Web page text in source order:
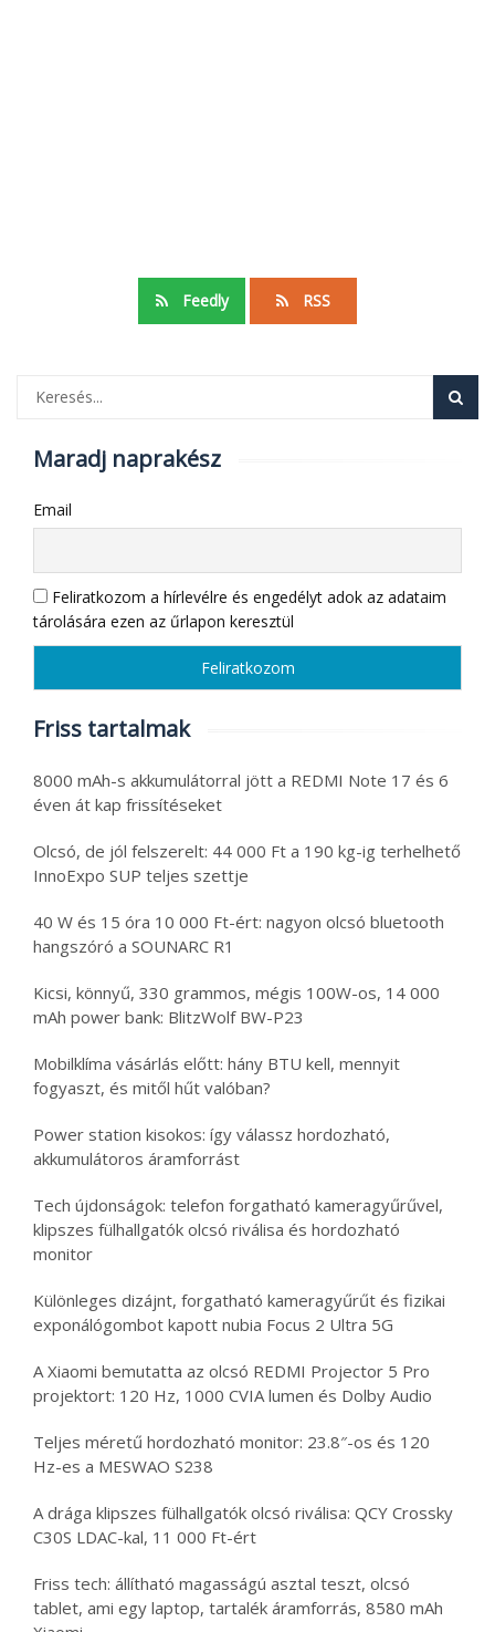
Feedly RSS
Maradj naprakész
Email
Feliratkozom a hírlevélre és engedélyt adok az adataim
tárolására ezen az űrlapon keresztül
Friss tartalmak
8000 mAh-s akkumulátorral jött a REDMI Note 17 és 6
éven át kap frissítéseket
Olcsó, de jól felszerelt: 44 000 Ft a 190 kg-ig terhelhető
InnoExpo SUP teljes szettje
40 W és 15 óra 10 000 Ft-ért: nagyon olcsó bluetooth
hangszóró a SOUNARC R1
Kicsi, könnyű, 330 grammos, mégis 100W-os, 14 000
mAh power bank: BlitzWolf BW-P23
Mobilklíma vásárlás előtt: hány BTU kell, mennyit
fogyaszt, és mitől hűt valóban?
Power station kisokos: így válassz hordozható,
akkumulátoros áramforrást
Tech újdonságok: telefon forgatható kameragyűrűvel,
klipszes fülhallgatók olcsó riválisa és hordozható
monitor
Különleges dizájnt, forgatható kameragyűrűt és fizikai
exponálógombot kapott nubia Focus 2 Ultra 5G
A Xiaomi bemutatta az olcsó REDMI Projector 5 Pro
projektort: 120 Hz, 1000 CVIA lumen és Dolby Audio
Teljes méretű hordozható monitor: 23.8″-os és 120
Hz-es a MESWAO S238
A drága klipszes fülhallgatók olcsó riválisa: QCY Crossky
C30S LDAC-kal, 11 000 Ft-ért
Friss tech: állítható magasságú asztal teszt, olcsó
tablet, ami egy laptop, tartalék áramforrás, 8580 mAh